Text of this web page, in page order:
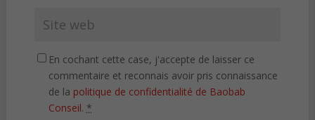
En cochant cette case, j'accepte de laisser ce
commentaire et reconnais avoir pris connaissance
de la politique de confidentialité de Baobab
Conseil. *